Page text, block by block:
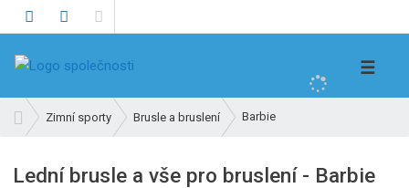
h
d
☰
v
d
Zimní sporty Brusle a bruslení Barbie
Lední brusle a vše pro bruslení - Barbie